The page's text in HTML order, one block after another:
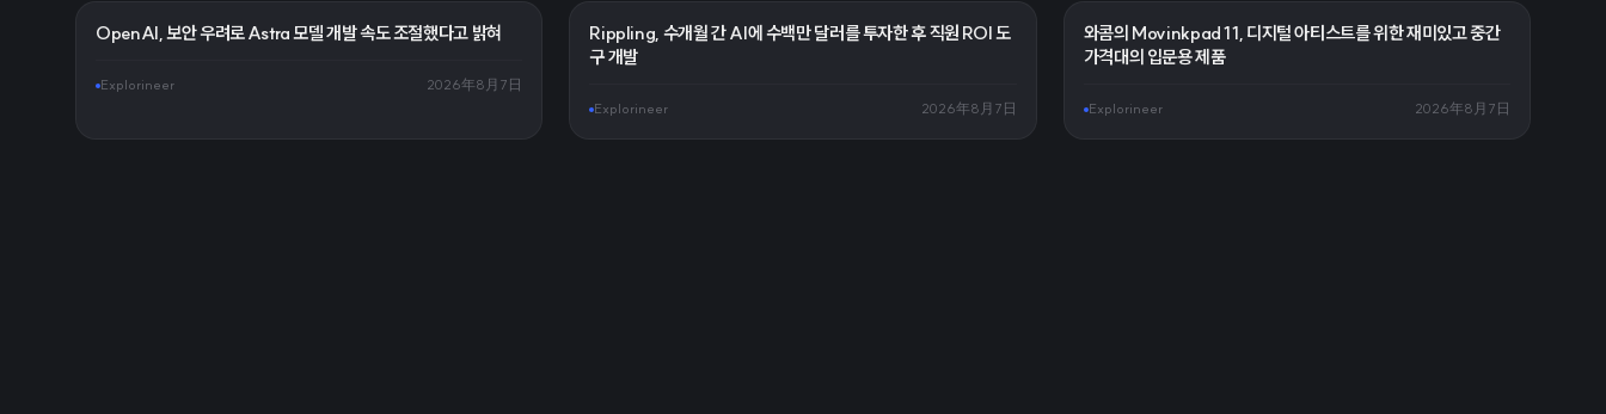
OpenAI, 보안 우려로 Astra 모델 개발 속도 조절했다고 밝혀
Explorineer 2026年8月7日
Rippling, 수개월 간 AI에 수백만 달러를 투자한 후 직원 ROI 도
구 개발
Explorineer 2026年8月7日
와콤의 Movinkpad 11, 디지털 아티스트를 위한 재미있고 중간
가격대의 입문용 제품
Explorineer 2026年8月7日